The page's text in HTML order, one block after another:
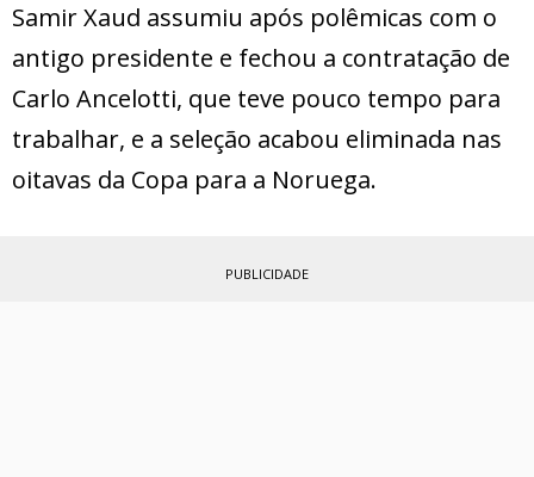
Samir Xaud assumiu após polêmicas com o
antigo presidente e fechou a contratação de
Carlo Ancelotti, que teve pouco tempo para
trabalhar, e a seleção acabou eliminada nas
oitavas da Copa para a Noruega.
PUBLICIDADE